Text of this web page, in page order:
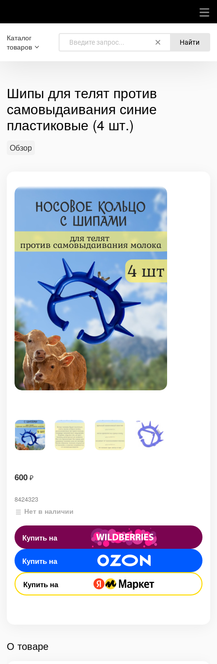
Каталог
товаров
Найти
Шипы для телят против
самовыдаивания синие
пластиковые (4 шт.)
Обзор
600 ₽
8424323
Нет в наличии
Купить на
Купить на
Купить на
О товаре